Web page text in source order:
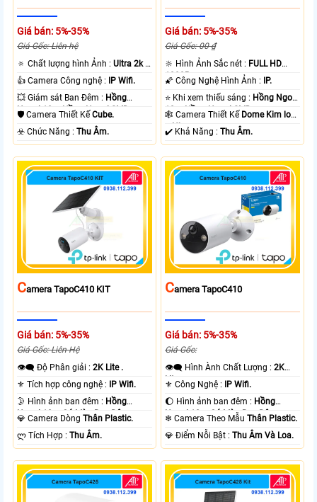
Giá bán: 5%-35%
Giá Gốc: Liên hệ
🔅 Chất lượng hình Ảnh :Ultra 2k +
.
👍 Camera Công nghệ :
IP Wifi.
💥 Giám sát Ban Đêm : Hồng
Ngoại 10m Hồng Ngoại SMD.
🛡 Camera Thiết KếCube.
️☣️ Chức Năng :Thu Âm.
Giá bán: 5%-35%
Giá Gốc: 00 ₫
🔆 Hình Ảnh Sắc nét : FULL HD
1080P .
🌠 Công Nghệ Hình Ảnh :
IP.
⭐ Khi xem thiếu sáng : Hồng Ngoại
10m Hồng Ngoại SMD.
🕸️ Camera Thiết Kế Dome Kim loại
+ Nhựa.
️✔️ Khả Năng :Thu Âm.
CAmera TapoC410 KIT
Giá bán: 5%-35%
Giá Gốc: Liên Hệ
👁️‍🗨 Độ Phân giải :2K Lite .
⚜️ Tích hợp công nghệ :
IP Wifi.
🌛 Hình ảnh ban đêm : Hồng
Ngoại 10m Có Màu Ban Ðêm.
💎 Camera DòngThân Plastic.
️ლ Tích Hợp :Thu Âm.
CAmera TapoC410
Giá bán: 5%-35%
Giá Gốc:
👁️‍🗨 Hình Ành Chất Lượng :2K
Lite .
⚜️ Công Nghệ :
IP Wifi.
🌔 Hình ảnh ban đêm : Hồng
Ngoại 10m Có Màu Ban Ðêm.
❄ Camera Theo MẫuThân Plastic.
️💎 Điểm Nỗi Bật :Thu Âm Và Loa.